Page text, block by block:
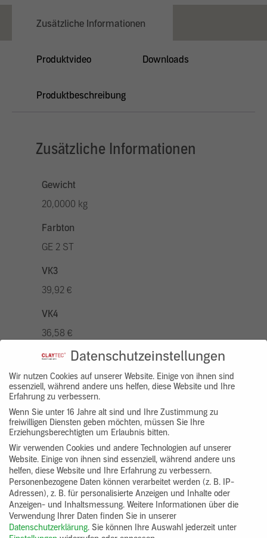
Zusätzliche Informationen
Produktvideo Downloads
Produktbeschreibung
Zusätzliche Informationen
Gewicht
20,0000 kg
Farbton
GE 2 ST
VK3
39,92 €
VK4
36,58 €
VK5
46,56 €
VK7
33,26 €
Gruppenprodukt
yosima_designputz_eimer
Datenschutzeinstellungen
Wir nutzen Cookies auf unserer Website. Einige von ihnen sind
essenziell, während andere uns helfen, diese Website und Ihre
Erfahrung zu verbessern.
Wenn Sie unter 16 Jahre alt sind und Ihre Zustimmung zu
freiwilligen Diensten geben möchten, müssen Sie Ihre
Erziehungsberechtigten um Erlaubnis bitten.
Wir verwenden Cookies und andere Technologien auf unserer
Website. Einige von ihnen sind essenziell, während andere uns
helfen, diese Website und Ihre Erfahrung zu verbessern.
Personenbezogene Daten können verarbeitet werden (z. B. IP-
Adressen), z. B. für personalisierte Anzeigen und Inhalte oder
Anzeigen- und Inhaltsmessung. Weitere Informationen über die
Verwendung Ihrer Daten finden Sie in unserer
Datenschutzerklärung. Sie können Ihre Auswahl jederzeit unter